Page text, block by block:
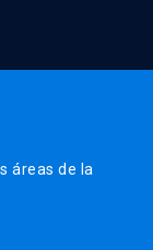
áreas de la